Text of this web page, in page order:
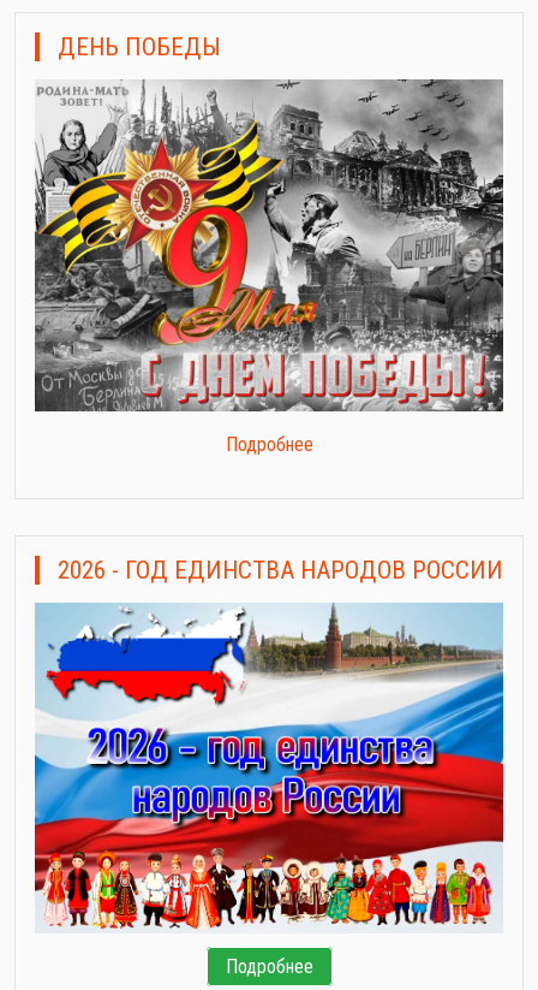
ДЕНЬ ПОБЕДЫ
Подробнее
2026 - ГОД ЕДИНСТВА НАРОДОВ РОССИИ
Подробнее